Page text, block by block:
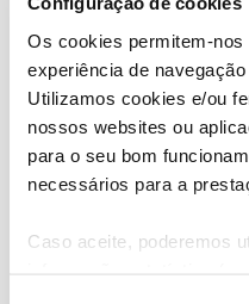
Os cookies permitem-
experiência de
Utilizamos cookies e/ou
nossos websites ou
para o seu bom
necessários para a
Caso aceite, poderemos
Descubra as